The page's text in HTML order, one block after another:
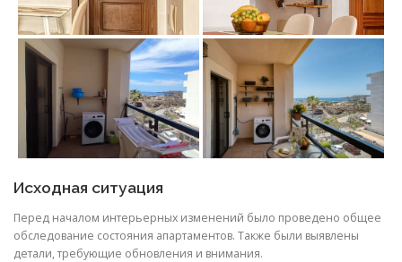
Исходная ситуация
Перед началом интерьерных изменений было проведено общее
обследование состояния апартаментов. Также были выявлены
детали, требующие обновления и внимания.